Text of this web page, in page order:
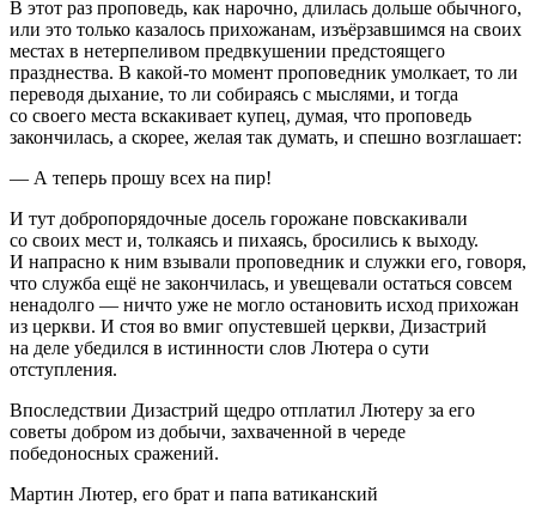
В этот раз проповедь, как нарочно, длилась дольше обычного,
или это только казалось прихожанам, изъёрзавшимся на своих
местах в нетерпеливом предвкушении предстоящего
празднества. В какой-то момент проповедник умолкает, то ли
переводя дыхание, то ли собираясь с мыслями, и тогда
со своего места вскакивает купец, думая, что проповедь
закончилась, а скорее, желая так думать, и спешно возглашает:
— А теперь прошу всех на пир!
И тут добропорядочные досель горожане повскакивали
со своих мест и, толкаясь и пихаясь, бросились к выходу.
И напрасно к ним взывали проповедник и служки его, говоря,
что служба ещё не закончилась, и увещевали остаться совсем
ненадолго — ничто уже не могло остановить исход прихожан
из церкви. И стоя во вмиг опустевшей церкви, Дизастрий
на деле убедился в истинности слов Лютера о сути
отступления.
Впоследствии Дизастрий щедро отплатил Лютеру за его
советы добром из добычи, захваченной в череде
победоносных сражений.
Мартин Лютер, его брат и папа ватиканский